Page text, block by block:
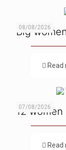
08/08/2026
Big
Read
07/08/2026
12
Read